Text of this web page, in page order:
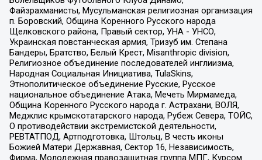
Файзрахманисты, Мусульманская религиозная организация
п. Боровский, Община Коренного Русского народа
Щелковского района, Правый сектор, УНА - УНСО,
Украинская повстанческая армия, Тризуб им. Степана
Бандеры, Братство, Белый Крест, Misanthropic division,
Религиозное объединение последователей инглиизма,
Народная Социальная Инициатива, TulaSkins,
Этнополитическое объединение Русские, Русское
национальное объединение Атака, Мечеть Мирмамеда,
Община Коренного Русского народа г. Астрахани, ВОЛЯ,
Меджлис крымскотатарского народа, Рубеж Севера, ТОЙС,
О противодействии экстремистской деятельности,
РЕВТАТПОД, Артподготовка, Штольц, В честь иконы
Божией Матери Державная, Сектор 16, Независимость,
Фирма, Молодежная правозащитная группа МПГ, Курсом